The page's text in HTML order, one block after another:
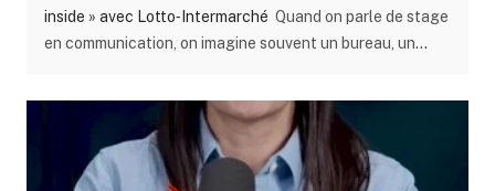
inside » avec Lotto‑Intermarché Quand on parle de stage
en communication, on imagine souvent un bureau, un
chance de vivre une journée totalement hors du commun
au cœur de la Flèche Wallonne, l’une des courses
cyclistes les plus emblématiques de Belgique. Une